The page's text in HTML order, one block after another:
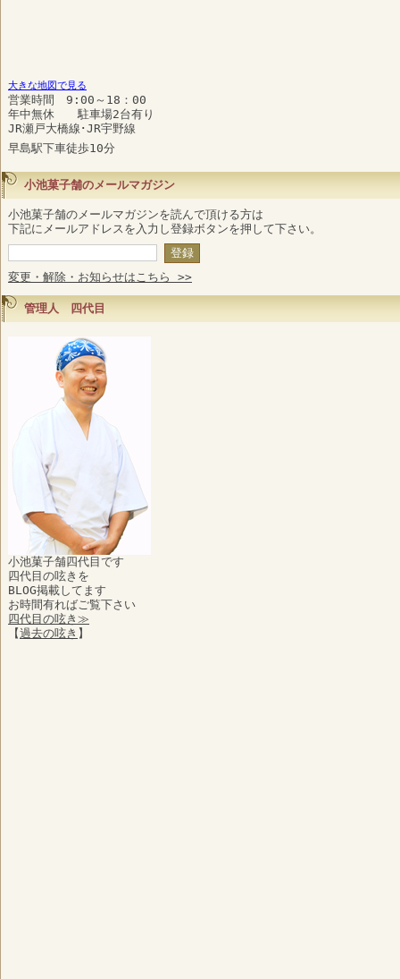
大きな地図で見る
営業時間 9:00～18：00
年中無休 駐車場2台有り
JR瀬戸大橋線･JR宇野線
早島駅下車徒歩10分
小池菓子舗のメールマガジン
小池菓子舗のメールマガジンを読んで頂ける方は
下記にメールアドレスを入力し登録ボタンを押して下さい。
変更・解除・お知らせはこちら >>
管理人 四代目
小池菓子舗四代目です
四代目の呟きを
BLOG掲載してます
お時間有ればご覧下さい
四代目の呟き≫
【過去の呟き 】